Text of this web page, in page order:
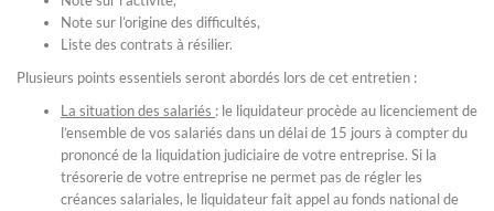
Note sur l’origine des difficultés,
Liste des contrats à résilier.
Plusieurs points essentiels seront abordés lors de cet entretien :
La situation des salariés : le liquidateur procède au licenciement de
l’ensemble de vos salariés dans un délai de 15 jours à compter du
prononcé de la liquidation judiciaire de votre entreprise. Si la
trésorerie de votre entreprise ne permet pas de régler les
créances salariales, le liquidateur fait appel au fonds national de